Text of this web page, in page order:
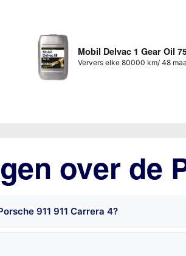
Mobil Delvac 1 Gear Oil
Ververs elke 80000 km/ 48
over de
911 911 Carrera 4?